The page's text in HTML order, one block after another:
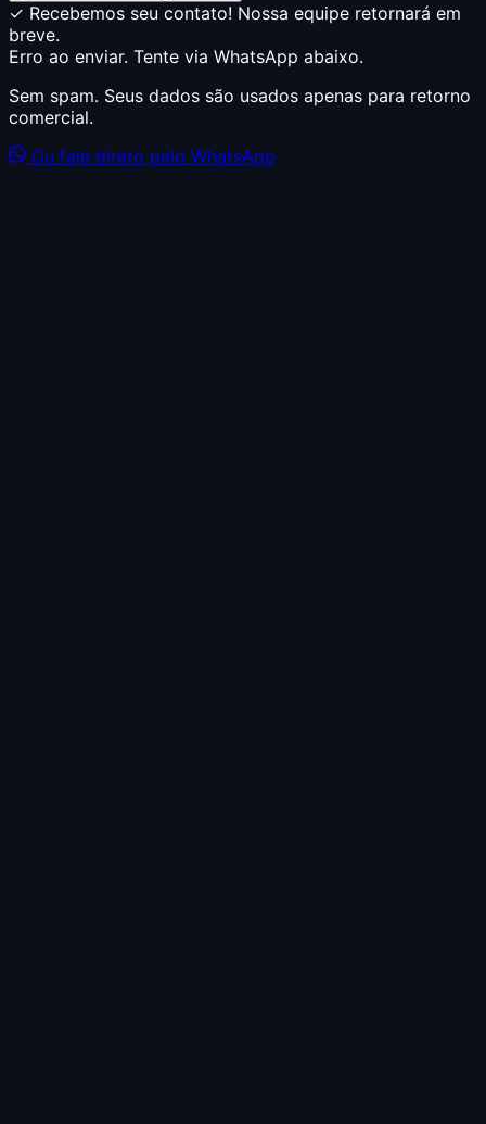
✓ Recebemos seu contato! Nossa equipe retornará em
breve.
Erro ao enviar. Tente via WhatsApp abaixo.
Sem spam. Seus dados são usados apenas para retorno
comercial.
Ou fale direto pelo WhatsApp